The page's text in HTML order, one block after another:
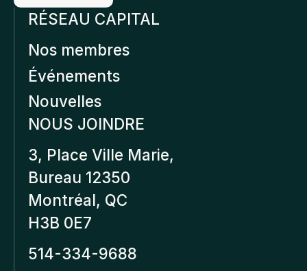
RÉSEAU CAPITAL
Nos membres
Événements
Nouvelles
NOUS JOINDRE
3, Place Ville Marie,
Bureau 12350
Montréal, QC
H3B 0E7
514-334-9688